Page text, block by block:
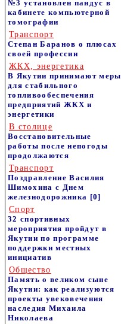
№3 установлен пандус в
кабинете компьютерной
томографии
Транспорт
Степан Баранов о плюсах
своей профессии
ЖКХ, энергетика
В Якутии принимают меры
для стабильного
топливообеспечения
предприятий ЖКХ и
энергетики
В столице
Восстановительные
работы после непогоды
продолжаются
Транспорт
Поздравление Василия
Шимохина с Днем
железнодорожника [0]
Спорт
32 спортивных
мероприятия пройдут в
Якутии по программе
поддержки местных
инициатив
Общество
Память о великом сыне
Якутии: как реализуются
проекты увековечения
наследия Михаила
Николаева